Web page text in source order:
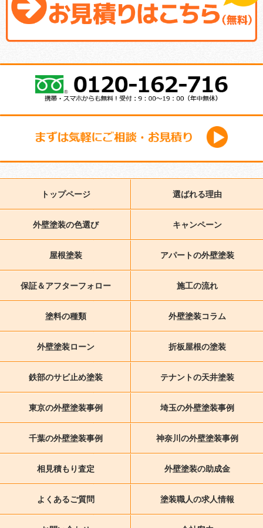
トップページ 選ばれる理由
外壁塗装の色選び キャンペーン
屋根塗装 アパートの外壁塗装
保証＆アフターフォロー 施工の流れ
塗料の種類 外壁塗装コラム
外壁塗装ローン 折板屋根の塗装
鉄部のサビ止め塗装 テナントの天井塗装
東京の外壁塗装事例 埼玉の外壁塗装事例
千葉の外壁塗装事例 神奈川の外壁塗装事例
相見積もり査定 外壁塗装の助成金
よくあるご質問 塗装職人の求人情報